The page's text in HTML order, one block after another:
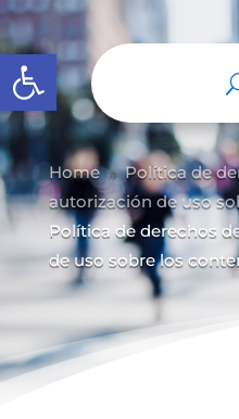
Abrir barra de
Home 9 Política de
autorización de uso
Política de derechos
de uso sobre los